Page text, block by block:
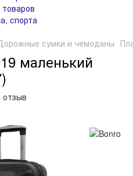
сумки и чемоданы
маленький
отзыв